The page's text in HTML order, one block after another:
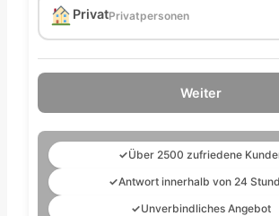
PrivatPrivatpersonen
Weiter
✓Über 2500 zufriedene
✓Antwort innerhalb von 24
✓Unverbindliches Angebot